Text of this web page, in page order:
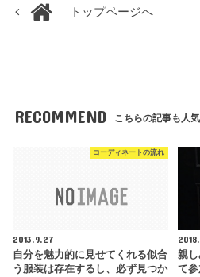
トップページへ
RECOMMEND こちらの記事も人気
コーディネートの流れ
2013.9.27
自分を魅力的に見せてくれる似合
う服装は存在するし、必ず見つか
親
て